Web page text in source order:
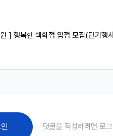
] 행복한 백화점 입점 모집(단기행
댓글을 작성하려면 로